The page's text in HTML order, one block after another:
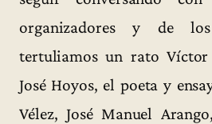
organizadores y de
tertuliamos un rato Víctor
José Hoyos, el poeta y
Vélez, José Manuel